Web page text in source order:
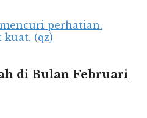
di Bulan Februari